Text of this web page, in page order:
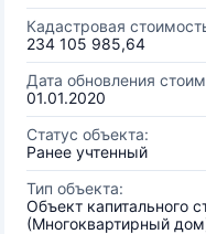
Кадастровая
234 105 985,64
Дата обновления
01.01.2020
Статус объекта:
Ранее учтенный
Тип объекта:
Объект капитального
(Многоквартирный